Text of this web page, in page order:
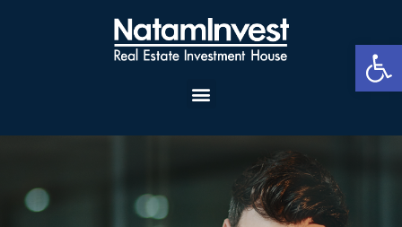
פתח סרגל נגישות